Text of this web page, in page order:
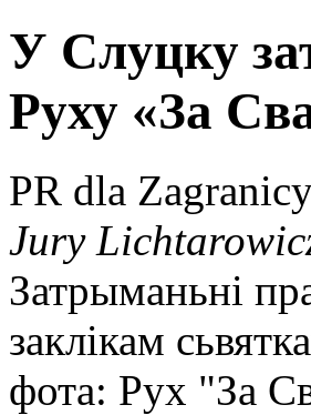
У Слуцку
Руху «За
PR dla
Jury
Затрыманьні
заклікам
фота: Рух "За